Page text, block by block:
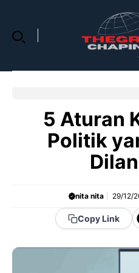
content
5 Aturan
Politik
nita nita 29/12/
Copy Link